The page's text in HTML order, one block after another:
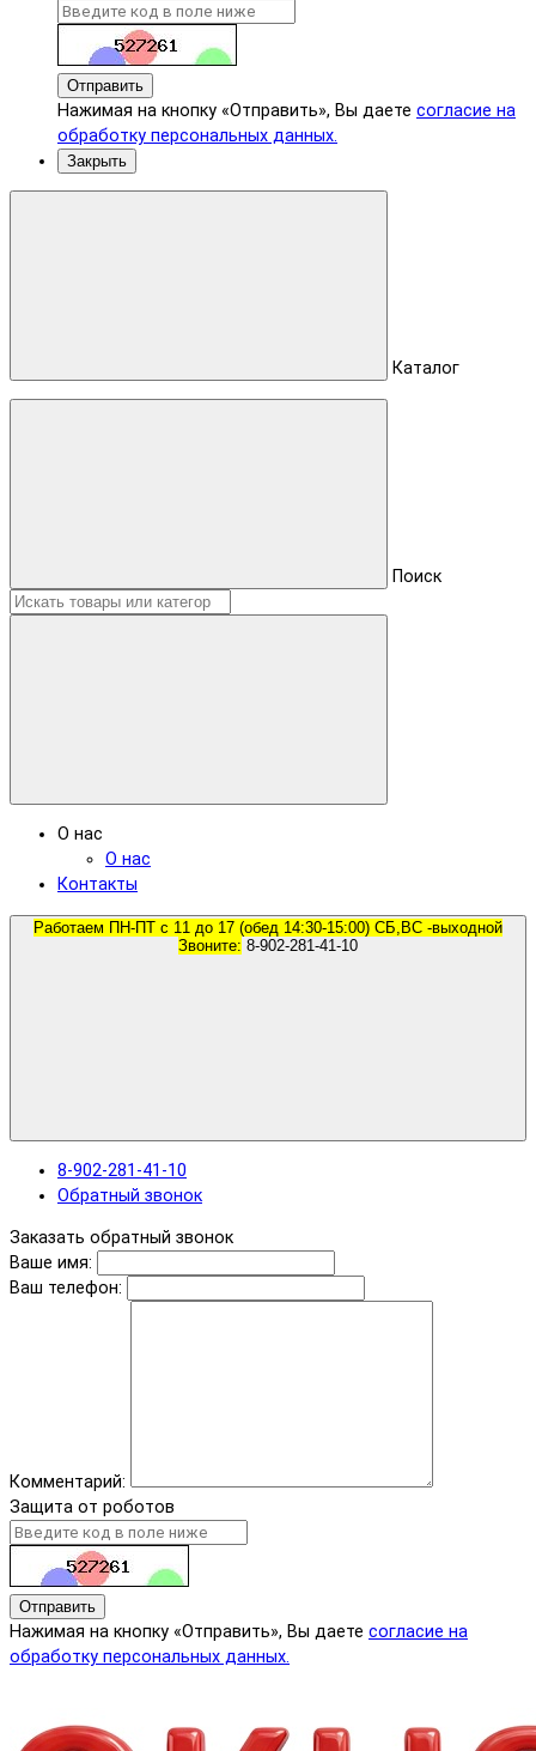
Отправить
Нажимая на кнопку «Отправить», Вы даете согласие на
обработку персональных данных.
Закрыть
Каталог
Поиск
О нас
О нас
Контакты
Работаем ПН-ПТ с 11 до 17 (обед 14:30-15:00) СБ,ВС -выходной
Звоните:
8-902-281-41-10
Обратный звонок
Заказать обратный звонок
Ваше имя:
Ваш телефон:
Комментарий:
Защита от роботов
Отправить
Нажимая на кнопку «Отправить», Вы даете согласие на
обработку персональных данных.